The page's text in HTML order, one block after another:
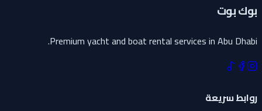
بوك بوت
Premium yacht and boat rental services in Abu Dhabi.
روابط سريعة